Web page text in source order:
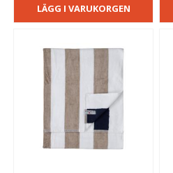
LÄGG I VARUKORGEN